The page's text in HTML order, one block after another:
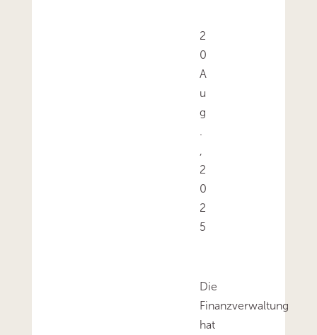
2
0
A
u
g
.
,
2
0
2
5
Die
Finanzverwaltung
hat